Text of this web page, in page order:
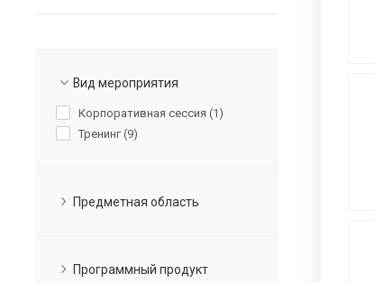
Вид мероприятия
Корпоративная сессия (1)
Тренинг (9)
Предметная область
Программный продукт